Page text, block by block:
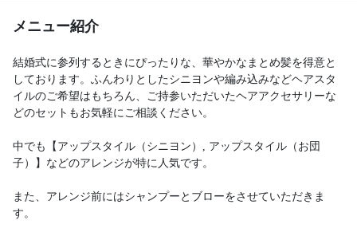
メニュー紹介
結婚式に参列するときにぴったりな、華やかなまとめ髪を得意と
しております。ふんわりとしたシニヨンや編み込みなどヘアスタ
イルのご希望はもちろん、ご持参いただいたヘアアクセサリーな
どのセットもお気軽にご相談ください。
中でも【アップスタイル（シニヨン）, アップスタイル（お団
子）】などのアレンジが特に人気です。
また、アレンジ前にはシャンプーとブローをさせていただきま
す。